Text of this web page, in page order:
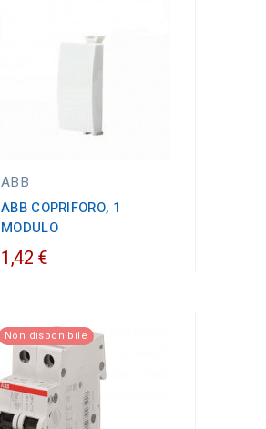
ABB
ABB COPRIFORO, 1
MODULO
1,42 €
Non disponibile